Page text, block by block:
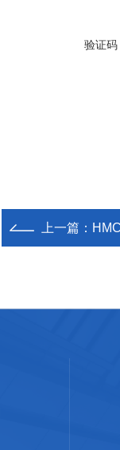
验证码
上一篇：